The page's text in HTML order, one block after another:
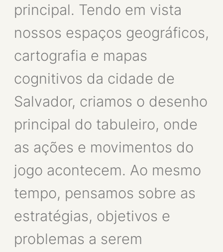
principal. Tendo em vista
nossos espaços geográficos,
cartografia e mapas
cognitivos da cidade de
Salvador, criamos o desenho
principal do tabuleiro, onde
as ações e movimentos do
jogo acontecem. Ao mesmo
tempo, pensamos sobre as
estratégias, objetivos e
problemas a serem